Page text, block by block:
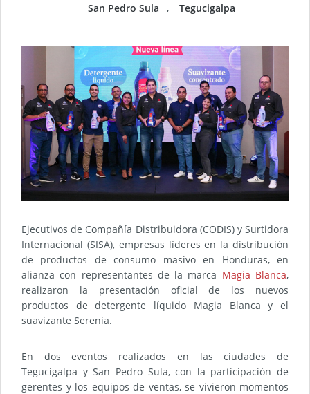
San Pedro Sula
, Tegucigalpa
Ejecutivos de Compañía Distribuidora (CODIS) y Surtidora
Internacional (SISA), empresas líderes en la distribución
de productos de consumo masivo en Honduras, en
alianza con representantes de la marca Magia Blanca,
realizaron la presentación oficial de los nuevos
productos de detergente líquido Magia Blanca y el
suavizante Serenia.
En dos eventos realizados en las ciudades de
Tegucigalpa y San Pedro Sula, con la participación de
gerentes y los equipos de ventas, se vivieron momentos